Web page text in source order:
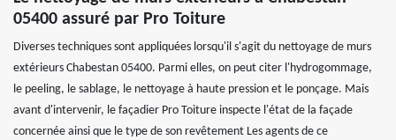
05400 assuré par Pro Toiture
Diverses techniques sont appliquées lorsqu'il s'agit du nettoyage de murs
extérieurs Chabestan 05400. Parmi elles, on peut citer l'hydrogommage,
le peeling, le sablage, le nettoyage à haute pression et le ponçage. Mais
avant d'intervenir, le façadier Pro Toiture inspecte l'état de la façade
concernée ainsi que le type de son revêtement Les agents de ce